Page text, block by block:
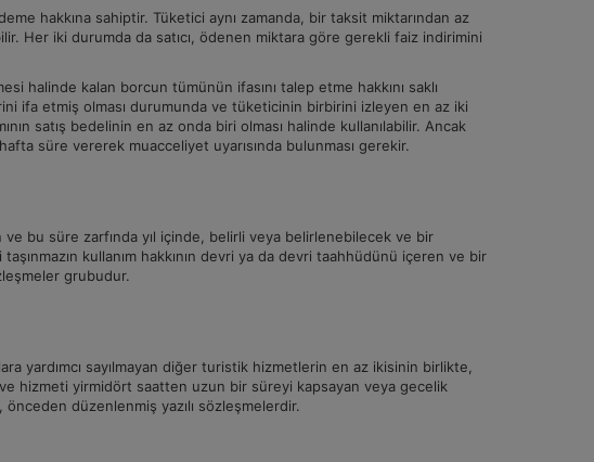
hakkına sahiptir. Tüketici aynı zamanda, bir taksit miktarından az
Her iki durumda da satıcı, ödenen miktara göre gerekli faiz indirimini
halinde kalan borcun tümünün ifasını talep etme hakkını saklı
ifa etmiş olması durumunda ve tüketicinin birbirini izleyen en az iki
satış bedelinin en az onda biri olması halinde kullanılabilir. Ancak
süre vererek muacceliyet uyarısında bulunması gerekir.
bu süre zarfında yıl içinde, belirli veya belirlenebilecek ve bir
kullanım hakkının devri ya da devri taahhüdünü içeren ve bir
grubudur.
yardımcı sayılmayan diğer turistik hizmetlerin en az ikisinin birlikte,
hizmeti yirmidört saatten uzun bir süreyi kapsayan veya gecelik
düzenlenmiş yazılı sözleşmelerdir.